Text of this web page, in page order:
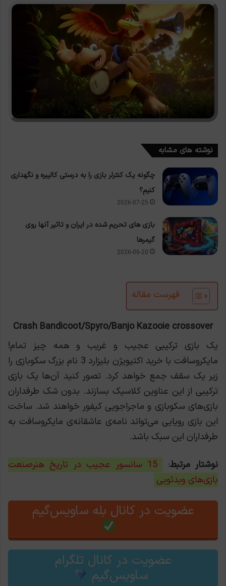
نوشته های مشابه
چگونه یک کنترلر بازی را به درستی کالیبره و نگهداری
کنیم؟
2026-07-25
بازی های تحریم شده در ایران و تاثیر آنها روی
گیمرها
2026-06-20
فهرست مقاله
Crash Bandicoot/Spyro/Banjo Kazooie crossover
یک بازی ترکیبی عجیب و غریب و همه چیز تمام!
مایکروسافت با خرید اکتیویژن بلیزارد 3 نام بزرگ سکوبازی را
زیر یک سقف جمع خواهد کرد. تصور کنید آن‌ها یک بازی
ترکیبی از این عناوین کلاسیک بسازند. بدون شک طرفداران
بازی‌های سکوبازی و ماجراجویی کیفور خواهند شد. ساخت
این بازی رویایی می‌تواند نامه‌ی عاشقانه‌ی مایکروسافت به
طرفداران این سبک باشد.
نوشتار مرتبط:
15 سانسور عجیب در تاریخ هنرصنعت
بازی‌های ویدئویی
عضویت در کانال بله ساویس‌گیم
عضویت در کانال تلگرام
ساویس‌گیم